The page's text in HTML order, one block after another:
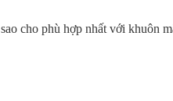
sao cho phù hợp nhất với khuôn